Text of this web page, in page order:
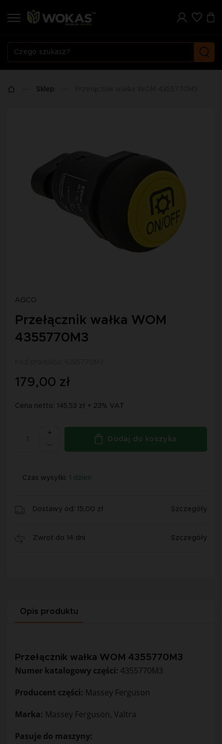
Sklep
AGCO
Przełącznik wałka WOM
4355770M3
179,00 zł
Cena netto: 145,53 zł + 23% VAT
+
Dodaj do koszyka
Czas wysyłki: 1 dzień
Dostawy od: 15,00 zł Szczegóły
Zwrot do 14 dni Szczegóły
Opis produktu
Przełącznik wałka WOM 4355770M3
Numer katalogowy części: 4355770M3
Producent części: Massey Ferguson
Marka: Massey Ferguson, Valtra
Pasuje do maszyny: